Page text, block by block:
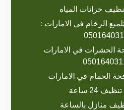
خزانات المياه
الرخام في الامارات :
الحشرات في الامارات
الحمام في الامارات
24 ساعة
منازل بالساعة